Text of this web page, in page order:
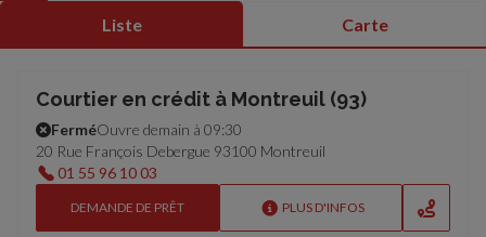
Liste Carte
Courtier en crédit à Montreuil (93)
FerméOuvre demain à 09:30
20 Rue François Debergue 93100 Montreuil
01 55 96 10 03
DEMANDE DE PRÊT PLUS D'INFOS